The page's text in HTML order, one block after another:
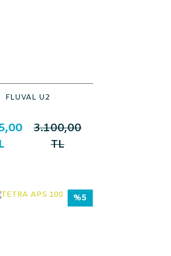
FLUVAL U2
3.100,00
TL
%5